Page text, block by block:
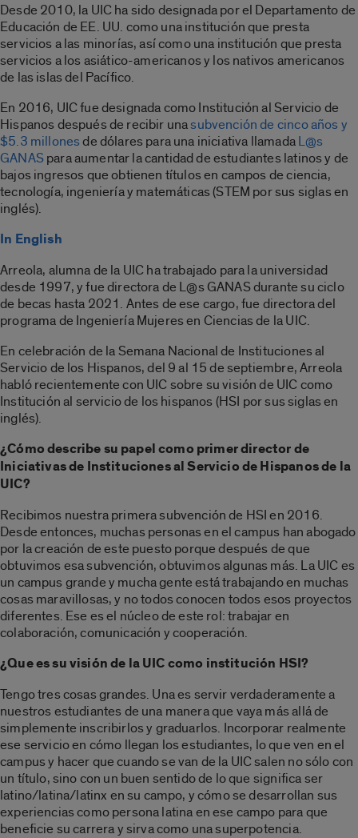
Desde 2010, la UIC ha sido designada por el Departamento de
Educación de EE. UU. como una institución que presta
servicios a las minorías, así como una institución que presta
servicios a los asiático-americanos y los nativos americanos
de las islas del Pacífico.
En 2016, UIC fue designada como Institución al Servicio de
Hispanos después de recibir unasubvención de cinco años y
$5.3 millonesde dólares para una iniciativa llamadaL@s
GANASpara aumentar la cantidad de estudiantes latinos y de
bajos ingresos que obtienen títulos en campos de ciencia,
tecnología, ingeniería y matemáticas (STEM por sus siglas en
inglés).
In English
Arreola, alumna de la UIC ha trabajado para la universidad
desde 1997, y fue directora de L@s GANAS durante su ciclo
de becas hasta 2021. Antes de ese cargo, fue directora del
programa de Ingeniería Mujeres en Ciencias de la UIC.
En celebración de la Semana Nacional de Instituciones al
Servicio de los Hispanos, del 9 al 15 de septiembre, Arreola
habló recientemente con UIC sobre su visión de UIC como
Institución al servicio de los hispanos (HSI por sus siglas en
inglés).
¿Cómo describe su papel como primer director de
Iniciativas de Instituciones al Servicio de Hispanos de la
UIC?
Recibimos nuestra primera subvención de HSI en 2016.
Desde entonces, muchas personas en el campus han abogado
por la creación de este puesto porque después de que
obtuvimos esa subvención, obtuvimos algunas más. La UIC es
un campus grande y mucha gente está trabajando en muchas
cosas maravillosas, y no todos conocen todos esos proyectos
diferentes. Ese es el núcleo de este rol: trabajar en
colaboración, comunicación y cooperación.
¿Que es su visión de la UIC como institución HSI?
Tengo tres cosas grandes. Una es servir verdaderamente a
nuestros estudiantes de una manera que vaya más allá de
simplemente inscribirlos y graduarlos. Incorporar realmente
ese servicio en cómo llegan los estudiantes, lo que ven en el
campus y hacer que cuando se van de la UIC salen no sólo con
un título, sino con un buen sentido de lo que significa ser
latino/latina/latinx en su campo, y cómo se desarrollan sus
experiencias como persona latina en ese campo para que
beneficie su carrera y sirva como una superpotencia.